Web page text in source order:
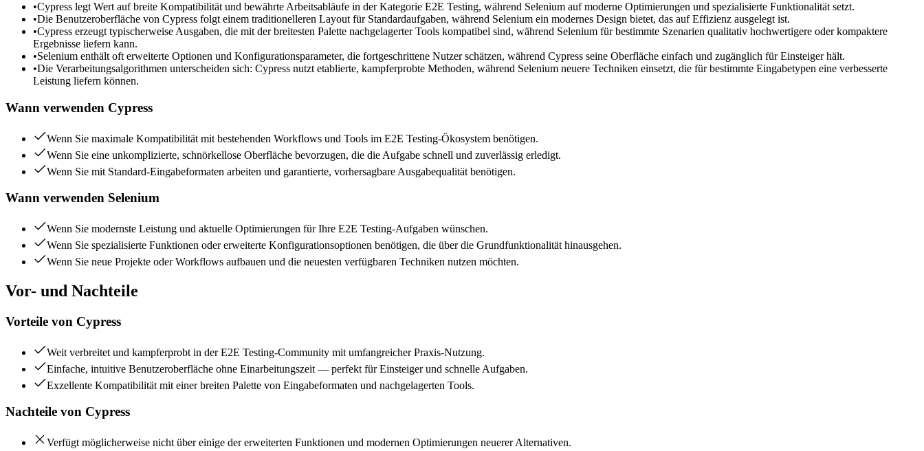
•Cypress legt Wert auf breite Kompatibilität und bewährte Arbeitsabläufe in der Kategorie E2E Testing, während Selenium auf moderne Optimierungen und spezialisierte Funktionalität setzt.
•Die Benutzeroberfläche von Cypress folgt einem traditionelleren Layout für Standardaufgaben, während Selenium ein modernes Design bietet, das auf Effizienz ausgelegt ist.
•Cypress erzeugt typischerweise Ausgaben, die mit der breitesten Palette nachgelagerter Tools kompatibel sind, während Selenium für bestimmte Szenarien qualitativ hochwertigere oder kompaktere
Ergebnisse liefern kann.
•Selenium enthält oft erweiterte Optionen und Konfigurationsparameter, die fortgeschrittene Nutzer schätzen, während Cypress seine Oberfläche einfach und zugänglich für Einsteiger hält.
•Die Verarbeitungsalgorithmen unterscheiden sich: Cypress nutzt etablierte, kampferprobte Methoden, während Selenium neuere Techniken einsetzt, die für bestimmte Eingabetypen eine verbesserte
Leistung liefern können.
Wann verwenden Cypress
Wenn Sie maximale Kompatibilität mit bestehenden Workflows und Tools im E2E Testing-Ökosystem benötigen.
Wenn Sie eine unkomplizierte, schnörkellose Oberfläche bevorzugen, die die Aufgabe schnell und zuverlässig erledigt.
Wenn Sie mit Standard-Eingabeformaten arbeiten und garantierte, vorhersagbare Ausgabequalität benötigen.
Wann verwenden Selenium
Wenn Sie modernste Leistung und aktuelle Optimierungen für Ihre E2E Testing-Aufgaben wünschen.
Wenn Sie spezialisierte Funktionen oder erweiterte Konfigurationsoptionen benötigen, die über die Grundfunktionalität hinausgehen.
Wenn Sie neue Projekte oder Workflows aufbauen und die neuesten verfügbaren Techniken nutzen möchten.
Vor- und Nachteile
Vorteile von Cypress
Weit verbreitet und kampferprobt in der E2E Testing-Community mit umfangreicher Praxis-Nutzung.
Einfache, intuitive Benutzeroberfläche ohne Einarbeitungszeit — perfekt für Einsteiger und schnelle Aufgaben.
Exzellente Kompatibilität mit einer breiten Palette von Eingabeformaten und nachgelagerten Tools.
Nachteile von Cypress
Verfügt möglicherweise nicht über einige der erweiterten Funktionen und modernen Optimierungen neuerer Alternativen.